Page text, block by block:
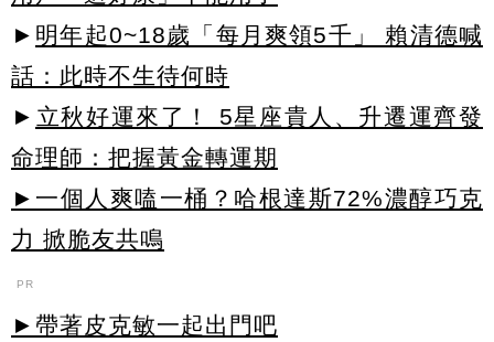
► 明年起0~18歲「每月爽領5千」 賴清德喊
話：此時不生待何時
► 立秋好運來了！ 5星座貴人、升遷運齊發
命理師：把握黃金轉運期
►一個人爽嗑一桶？哈根達斯72%濃醇巧克
力 掀脆友共鳴
PR
►帶著皮克敏一起出門吧